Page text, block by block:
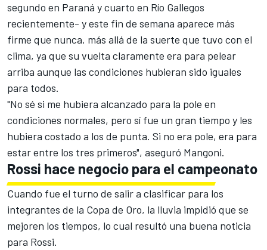
segundo en Paraná y cuarto en Río Gallegos
recientemente- y este fin de semana aparece más
firme que nunca, más allá de la suerte que tuvo con el
clima, ya que su vuelta claramente era para pelear
arriba aunque las condiciones hubieran sido iguales
para todos.
"No sé si me hubiera alcanzado para la pole en
condiciones normales, pero sí fue un gran tiempo y les
hubiera costado a los de punta. Si no era pole, era para
estar entre los tres primeros", aseguró Mangoni.
Rossi hace negocio para el campeonato
Cuando fue el turno de salir a clasificar para los
integrantes de la Copa de Oro, la lluvia impidió que se
mejoren los tiempos, lo cual resultó una buena noticia
para Rossi.